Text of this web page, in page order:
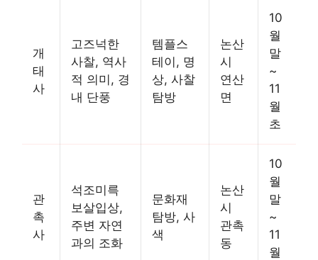
개
태
사
고즈넉한
사찰, 역사
적 의미, 경
내 단풍
템플스
테이, 명
상, 사찰
탐방
논산
시
연산
면
10
월
말
~
11
월
초
관
촉
사
석조미륵
보살입상,
주변 자연
과의 조화
문화재
탐방, 사
색
논산
시
관촉
동
10
월
말
~
11
월